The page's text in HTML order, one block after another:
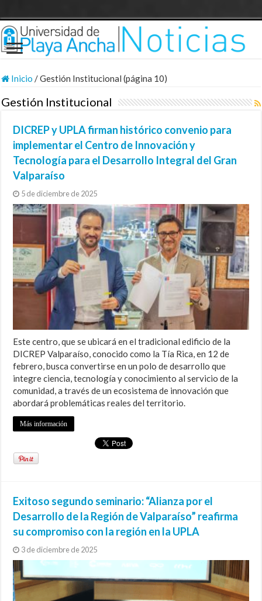
Inicio /Gestión Institucional (página 10)
Gestión Institucional
DICREP y UPLA firman histórico convenio para
implementar el Centro de Innovación y
Tecnología para el Desarrollo Integral del Gran
Valparaíso
5 de diciembre de 2025
Este centro, que se ubicará en el tradicional edificio de la
DICREP Valparaíso, conocido como la Tía Rica, en 12 de
febrero, busca convertirse en un polo de desarrollo que
integre ciencia, tecnología y conocimiento al servicio de la
comunidad, a través de un ecosistema de innovación que
abordará problemáticas reales del territorio.
Más información
Exitoso segundo seminario: “Alianza por el
Desarrollo de la Región de Valparaíso” reafirma
su compromiso con la región en la UPLA
3 de diciembre de 2025